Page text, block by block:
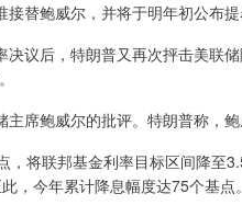
替鲍威尔，并将于明年初公布提
后，特朗普又再次抨击美联储
鲍威尔的批评。特朗普称，鲍
将联邦基金利率目标区间降至
，今年累计降息幅度达75个基点。